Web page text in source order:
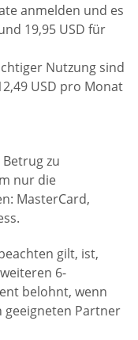
anmelden und es
19,95 USD für
Nutzung sind
USD pro Monat
zu
nur die
MasterCard,
gilt, ist,
6-
belohnt, wenn
geeigneten Partner